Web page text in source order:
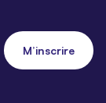
M’inscrire